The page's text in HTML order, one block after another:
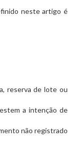
neste artigo é
reserva de lote ou
a intenção de
não registrado